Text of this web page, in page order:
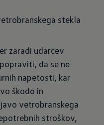
stekla
zaradi udarcev
da se ne
napetosti, kar
škodo in
vetrobranskega
stroškov,